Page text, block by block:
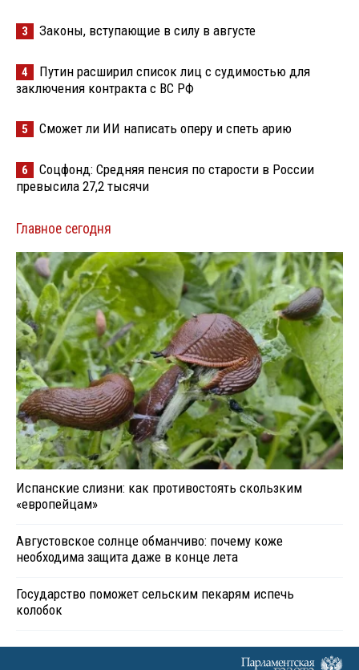
3 Законы, вступающие в силу в августе
4
Путин расширил список лиц с судимостью для
заключения контракта с ВС РФ
5 Сможет ли ИИ написать оперу и спеть арию
6
Соцфонд: Средняя пенсия по старости в России
превысила 27,2 тысячи
Главное сегодня
Испанские слизни: как противостоять скользким
«европейцам»
Августовское солнце обманчиво: почему коже
необходима защита даже в конце лета
Государство поможет сельским пекарям испечь
колобок